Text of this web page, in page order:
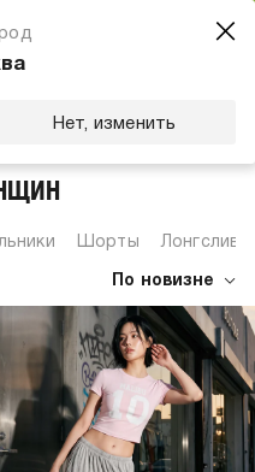
Нет, изменить
Шорты Лонгсливы
По новизне
тебя